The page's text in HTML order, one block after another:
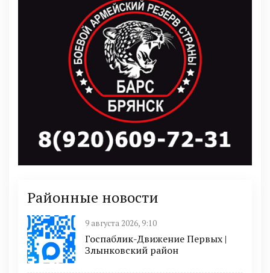
Районные новости
9 августа 2026, 9:10
Госпаблик-Движение Первых |
Злынковский район